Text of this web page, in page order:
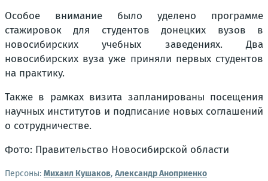
Особое внимание было уделено программе
стажировок для студентов донецких вузов в
новосибирских учебных заведениях. Два
новосибирских вуза уже приняли первых студентов
на практику.
Также в рамках визита запланированы посещения
научных институтов и подписание новых соглашений
о сотрудничестве.
Фото: Правительство Новосибирской области
Персоны: Михаил Кушаков, Александр Аноприенко